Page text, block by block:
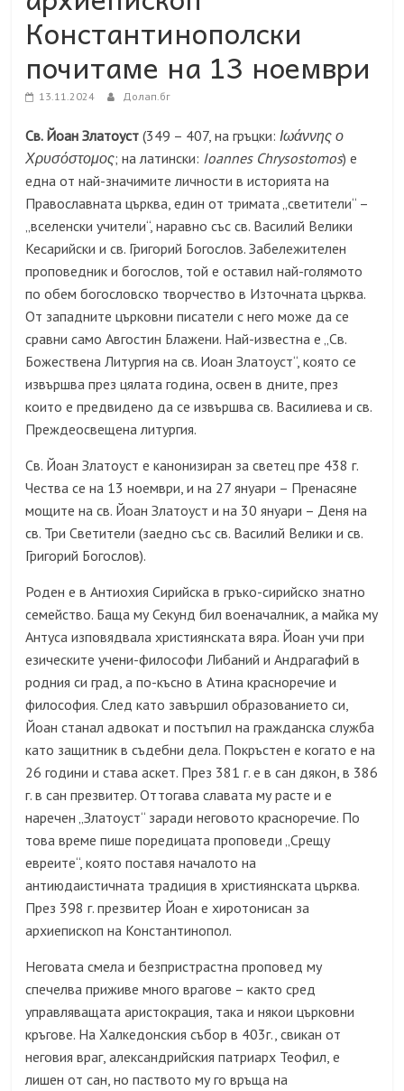
Константинополски
почитаме на 13 ноември
13.11.2024 Долап.бг
Св. Йоан Златоуст (349 – 407, на гръцки: Ιωάννης ο
Χρυσόστομος; на латински: Ioannes Chrysostomos) е
една от най-значимите личности в историята на
Православната църква, един от тримата „светители“ –
„вселенски учители“, наравно със св. Василий Велики
Кесарийски и св. Григорий Богослов. Забележителен
проповедник и богослов, той е оставил най-голямото
по обем богословско творчество в Източната църква.
От западните църковни писатели с него може да се
сравни само Авгостин Блажени. Най-известна е „Св.
Божествена Литургия на св. Иоан Златоуст“, която се
извършва през цялата година, освен в дните, през
които е предвидено да се извършва св. Василиева и св.
Преждеосвещена литургия.
Св. Йоан Златоуст е канонизиран за светец пре 438 г.
Чества се на 13 ноември, и на 27 януари – Пренасяне
мощите на св. Йоан Златоуст и на 30 януари – Деня на
св. Три Светители (заедно със св. Василий Велики и св.
Григорий Богослов).
Роден е в Антиохия Сирийска в гръко-сирийско знатно
семейство. Баща му Секунд бил военачалник, а майка му
Антуса изповядвала християнската вяра. Йоан учи при
езическите учени-философи Либаний и Андрагафий в
родния си град, а по-късно в Атина красноречие и
философия. След като завършил образованието си,
Йоан станал адвокат и постъпил на гражданска служба
като защитник в съдебни дела. Покръстен е когато е на
26 години и става аскет. През 381 г. е в сан дякон, в 386
г. в сан презвитер. Оттогава славата му расте и е
наречен „Златоуст“ заради неговото красноречие. По
това време пише поредицата проповеди „Срещу
евреите“, която поставя началото на
антиюдаистичната традиция в християнската църква.
През 398 г. презвитер Йоан е хиротонисан за
архиепископ на Константинопол.
Неговата смела и безпристрастна проповед му
спечелва приживе много врагове – както сред
управляващата аристокрация, така и някои църковни
кръгове. На Халкедонския събор в 403г., свикан от
неговия враг, александрийския патриарх Теофил, е
лишен от сан, но паството му го връща на